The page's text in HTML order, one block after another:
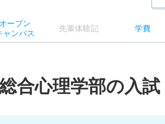
ープン
ャンパス
先輩体験記 学費
合心理学部の入試